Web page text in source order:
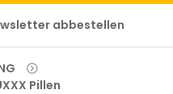
abbestellen
Pillen